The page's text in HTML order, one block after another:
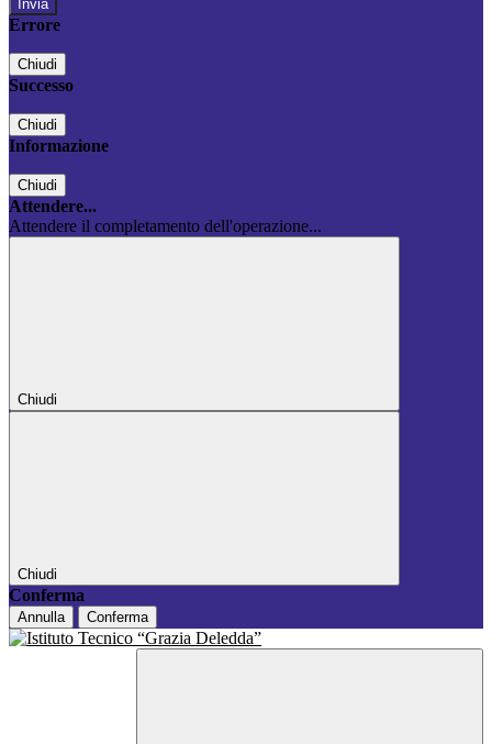
Errore
Chiudi
Successo
Chiudi
Informazione
Chiudi
Attendere...
Attendere il completamento dell'operazione...
Chiudi
Chiudi
Conferma
Annulla Conferma